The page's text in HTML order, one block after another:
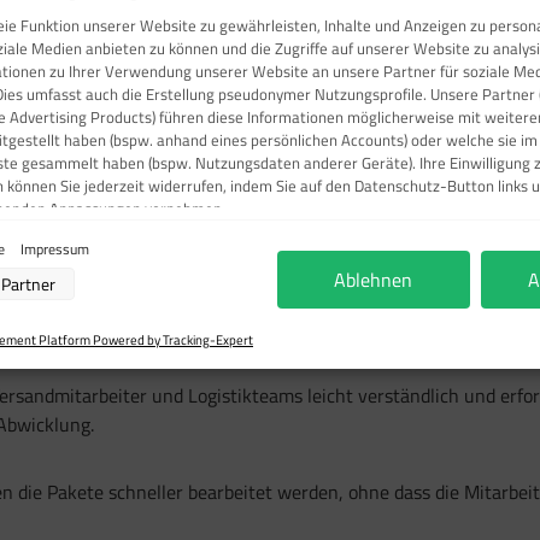
im Versand
weist darauf hin, wie die Sendung zu behandeln ist, was zu
und Logistikteams leicht verständlich und
die Pakete schneller bearbeitet werden, ohne dass die
Funktion unserer Website zu gewährleisten, Inhalte und Anzeigen zu
Medien anbieten zu können und die Zugriffe auf unserer Website zu
zu Ihrer Verwendung unserer Website an unsere Partner für soziale
umfasst auch die Erstellung pseudonymer Nutzungsprofile. Unsere
Advertising Products) führen diese Informationen möglicherweise mit
haben (bspw. anhand eines persönlichen Accounts) oder welche sie
gesammelt haben (bspw. Nutzungsdaten anderer Geräte). Ihre Einwilligung
können Sie jederzeit widerrufen, indem Sie auf den Datenschutz-Button links
Anpassungen vornehmen.
durch unsere Partner:
Zugriff auf Informationen auf einem Endgerät
zur Auswahl personalisierter Werbung
zur Personalisierung von Inhalten
zur Auswahl personalisierter Inhalte
von Inhalten
durch Statistiken oder Kombinationen von Daten aus verschiedenen Quellen
Daten zur Auswahl von Inhalten
Impressum
Partner Ablehnen
Platform Powered by Tracking-Expert